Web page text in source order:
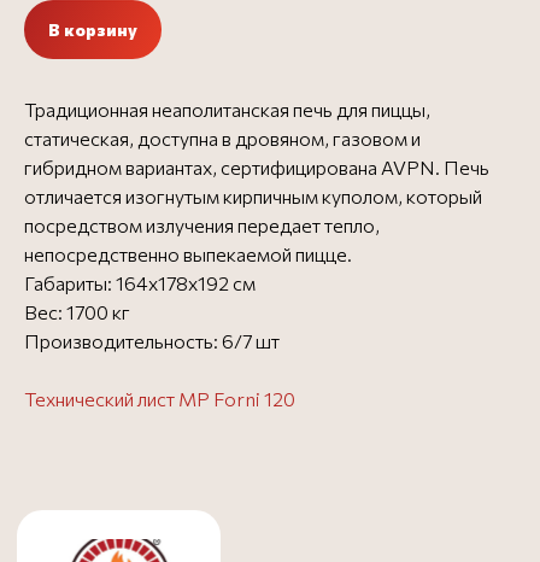
В корзину
Традиционная неаполитанская печь для пиццы,
статическая, доступна в дровяном, газовом и
гибридном вариантах, сертифицирована AVPN. Печь
отличается изогнутым кирпичным куполом, который
посредством излучения передает тепло,
непосредственно выпекаемой пицце.
Габариты: 164х178х192 см
Вес: 1700 кг
Производительность: 6/7 шт
Технический лист MP Forni 120
Официальный представитель
Все печи для пиццы Moretti Forni
Бесплатная доставка в
дней
Бесплатно